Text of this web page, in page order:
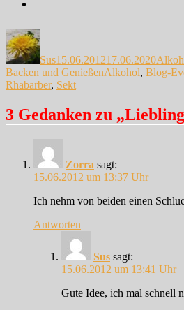
Autor
Sus15.06.201217.06.2020
Backen und GenießenSchlagwörter
Alkohol, Blog-
Rhabarber, Sekt
3 Gedanken zu
Zorra sagt:
15.06.2012 um 13:37 Uhr
Ich nehm von beiden einen
Antworten
Sus sagt:
15.06.2012 um 13:41 Uhr
Gute Idee, ich mal schnell